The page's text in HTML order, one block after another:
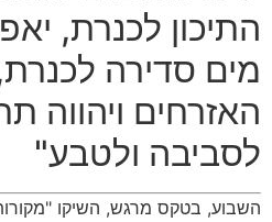
התיכון לכנרת,
מים סדירה לכנרת
האזרחים ויהווה
לסביבה ולטבע"
השבוע, בטקס מרגש, השיקו "